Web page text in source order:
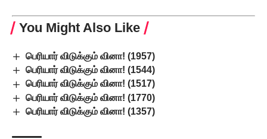
You Might Also Like
பெரியார் விடுக்கும் வினா! (1957)
பெரியார் விடுக்கும் வினா! (1544)
பெரியார் விடுக்கும் வினா! (1517)
பெரியார் விடுக்கும் வினா! (1770)
பெரியார் விடுக்கும் வினா! (1357)